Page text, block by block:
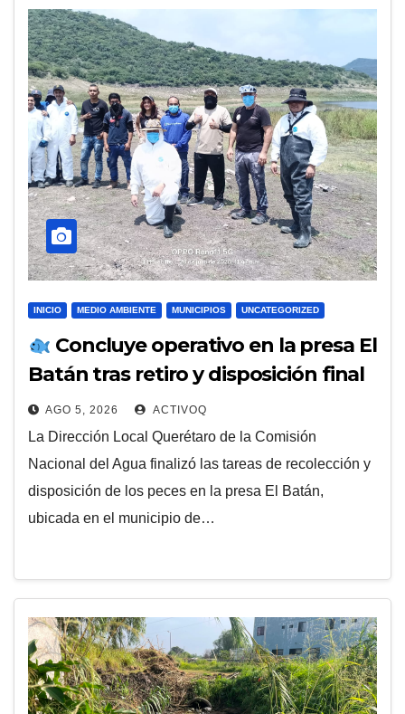
INICIO MEDIO AMBIENTE MUNICIPIOS UNCATEGORIZED
Concluye operativo en la presa El
Batán tras retiro y disposición final
de los peces
AGO 5, 2026 ACTIVOQ
La Dirección Local Querétaro de la Comisión
Nacional del Agua finalizó las tareas de recolección y
disposición de los peces en la presa El Batán,
ubicada en el municipio de…